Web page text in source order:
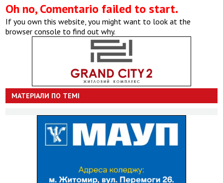
Oh no, Comentario failed to start.
If you own this website, you might want to look at the
browser console to find out why.
МАТЕРІАЛИ ПО ТЕМІ